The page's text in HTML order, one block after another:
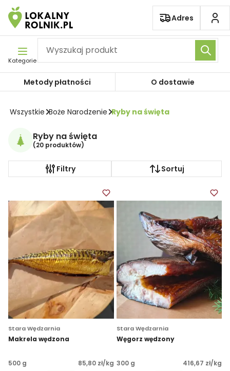
Pomiń nawigację
Adres
Kategorie
Metody płatności O dostawie
Wszystkie Boże Narodzenie Ryby na święta
Ryby na święta
(20 produktów)
Filtry Sortuj
Stara Wędzarnia
Makrela wędzona
500 g 85,80 zł/kg
Stara Wędzarnia
Węgorz wędzony
300 g 416,67 zł/kg